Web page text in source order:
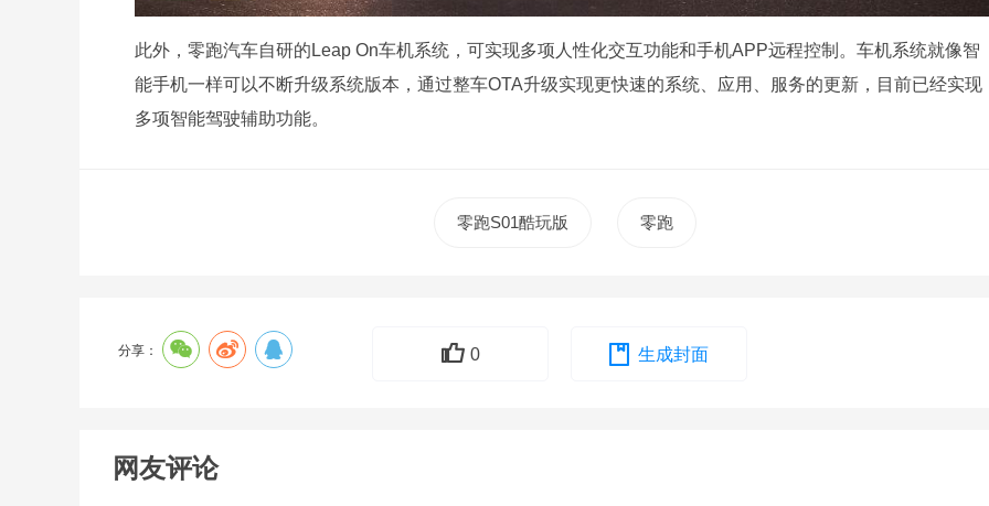
此外，零跑汽车自研的Leap On车机系统，可实现多项人性化交互功能和手机APP远程控制。车机系统就像智
能手机一样可以不断升级系统版本，通过整车OTA升级实现更快速的系统、应用、服务的更新，目前已经实现
多项智能驾驶辅助功能。
零跑S01酷玩版 零跑
分享： 0 生成封面
网友评论